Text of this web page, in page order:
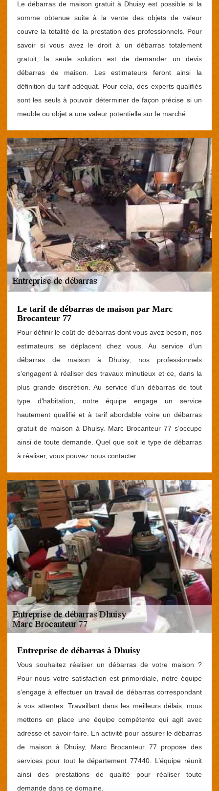
Le débarras de maison gratuit à Dhuisy est possible si la
somme obtenue suite à la vente des objets de valeur
couvre la totalité de la prestation des professionnels. Pour
savoir si vous avez le droit à un débarras totalement
gratuit, la seule solution est de demander un devis
débarras de maison. Les estimateurs feront ainsi la
définition du tarif adéquat. Pour cela, des experts qualifiés
sont les seuls à pouvoir déterminer de façon précise si un
meuble ou objet a une valeur potentielle sur le marché.
Le tarif de débarras de maison par Marc
Brocanteur 77
Pour définir le coût de débarras dont vous avez besoin, nos
estimateurs se déplacent chez vous. Au service d’un
débarras de maison à Dhuisy, nos professionnels
s’engagent à réaliser des travaux minutieux et ce, dans la
plus grande discrétion. Au service d’un débarras de tout
type d’habitation, notre équipe engage un service
hautement qualifié et à tarif abordable voire un débarras
gratuit de maison à Dhuisy. Marc Brocanteur 77 s’occupe
ainsi de toute demande. Quel que soit le type de débarras
à réaliser, vous pouvez nous contacter.
Entreprise de débarras à Dhuisy
Vous souhaitez réaliser un débarras de votre maison ?
Pour nous votre satisfaction est primordiale, notre équipe
s’engage à effectuer un travail de débarras correspondant
à vos attentes. Travaillant dans les meilleurs délais, nous
mettons en place une équipe compétente qui agit avec
adresse et savoir-faire. En activité pour assurer le débarras
de maison à Dhuisy, Marc Brocanteur 77 propose des
services pour tout le département 77440. L’équipe réunit
ainsi des prestations de qualité pour réaliser toute
demande dans ce domaine.